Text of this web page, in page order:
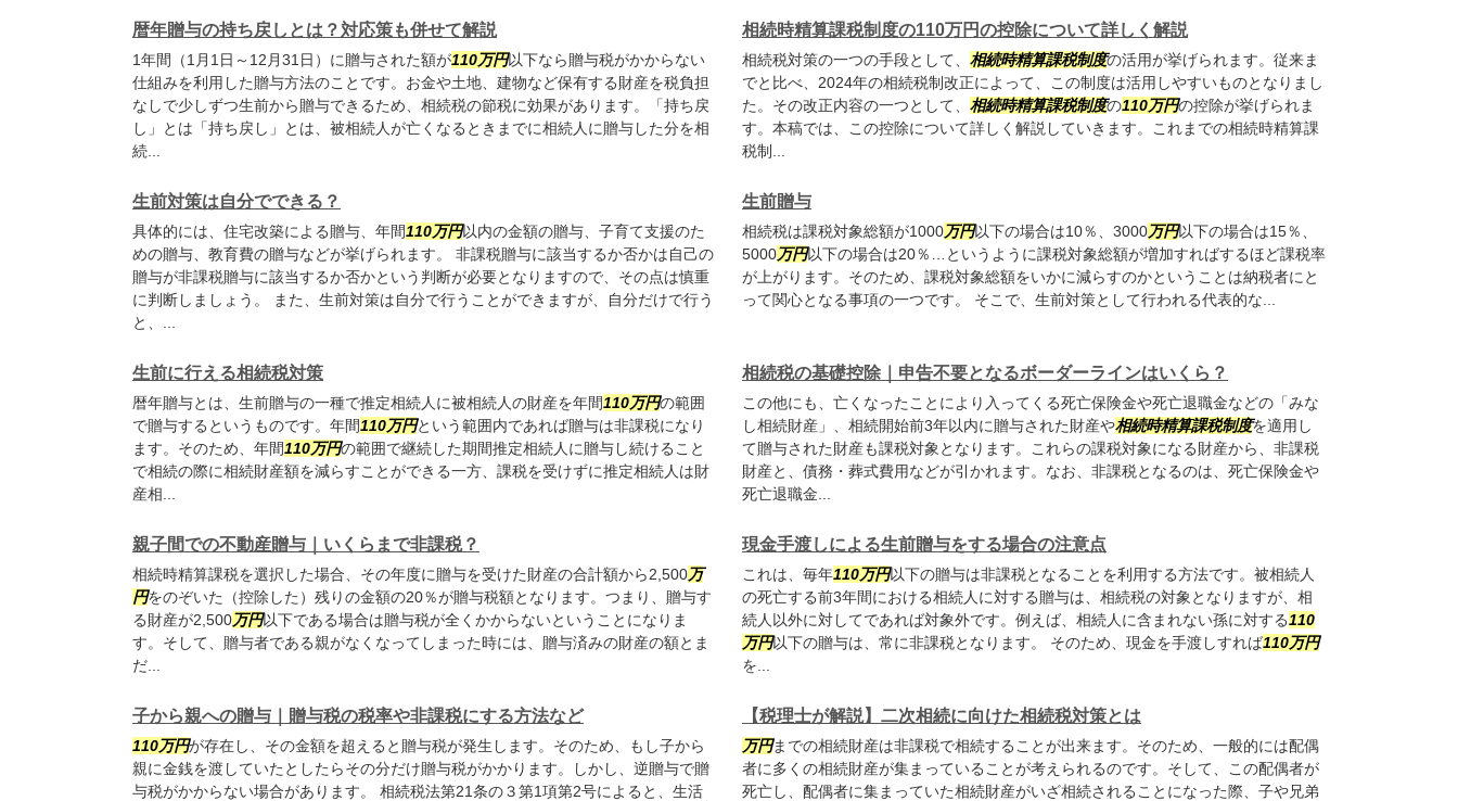
暦年贈与の持ち戻しとは？対応策も併せて解説
1年間（1月1日～12月31日）に贈与された額が110万円以下なら贈与税がかからない
仕組みを利用した贈与方法のことです。お金や土地、建物など保有する財産を税負担
なしで少しずつ生前から贈与できるため、相続税の節税に効果があります。「持ち戻
し」とは「持ち戻し」とは、被相続人が亡くなるときまでに相続人に贈与した分を相
続...
相続時精算課税制度の110万円の控除について詳しく解説
相続税対策の一つの手段として、 相続時精算課税制度の活用が挙げられます。従来ま
でと比べ、2024年の相続税制改正によって、この制度は活用しやすいものとなりまし
た。その改正内容の一つとして、 相続時精算課税制度の110万円の控除が挙げられま
す。本稿では、この控除について詳しく解説していきます。これまでの相続時精算課
税制...
生前対策は自分でできる？
具体的には、住宅改築による贈与、年間110万円以内の金額の贈与、子育て支援のた
めの贈与、教育費の贈与などが挙げられます。 非課税贈与に該当するか否かは自己の
贈与が非課税贈与に該当するか否かという判断が必要となりますので、その点は慎重
に判断しましょう。 また、生前対策は自分で行うことができますが、自分だけで行う
と、...
生前贈与
相続税は課税対象総額が1000万円以下の場合は10％、3000万円以下の場合は15％、
5000万円以下の場合は20％…というように課税対象総額が増加すればするほど課税率
が上がります。そのため、課税対象総額をいかに減らすのかということは納税者にと
って関心となる事項の一つです。 そこで、生前対策として行われる代表的な...
生前に行える相続税対策
暦年贈与とは、生前贈与の一種で推定相続人に被相続人の財産を年間110万円の範囲
で贈与するというものです。年間110万円という範囲内であれば贈与は非課税になり
ます。そのため、年間110万円の範囲で継続した期間推定相続人に贈与し続けること
で相続の際に相続財産額を減らすことができる一方、課税を受けずに推定相続人は財
産相...
相続税の基礎控除｜申告不要となるボーダーラインはいくら？
この他にも、亡くなったことにより入ってくる死亡保険金や死亡退職金などの「みな
し相続財産」、相続開始前3年以内に贈与された財産や相続時精算課税制度を適用し
て贈与された財産も課税対象となります。これらの課税対象になる財産から、非課税
財産と、債務・葬式費用などが引かれます。なお、非課税となるのは、死亡保険金や
死亡退職金...
親子間での不動産贈与｜いくらまで非課税？
相続時精算課税を選択した場合、その年度に贈与を受けた財産の合計額から2,500万
円をのぞいた（控除した）残りの金額の20％が贈与税額となります。つまり、贈与す
る財産が2,500万円以下である場合は贈与税が全くかからないということになりま
す。そして、贈与者である親がなくなってしまった時には、贈与済みの財産の額とま
だ...
現金手渡しによる生前贈与をする場合の注意点
これは、毎年110万円以下の贈与は非課税となることを利用する方法です。被相続人
の死亡する前3年間における相続人に対する贈与は、相続税の対象となりますが、相
続人以外に対してであれば対象外です。例えば、相続人に含まれない孫に対する110
万円以下の贈与は、常に非課税となります。 そのため、現金を手渡しすれば110万円
を...
子から親への贈与｜贈与税の税率や非課税にする方法など
110万円が存在し、その金額を超えると贈与税が発生します。そのため、もし子から
親に金銭を渡していたとしたらその分だけ贈与税がかかります。しかし、逆贈与で贈
与税がかからない場合があります。 相続税法第21条の３第1項第2号によると、生活
【税理士が解説】二次相続に向けた相続税対策とは
万円までの相続財産は非課税で相続することが出来ます。そのため、一般的には配偶
者に多くの相続財産が集まっていることが考えられるのです。そして、この配偶者が
死亡し、配偶者に集まっていた相続財産がいざ相続されることになった際、子や兄弟